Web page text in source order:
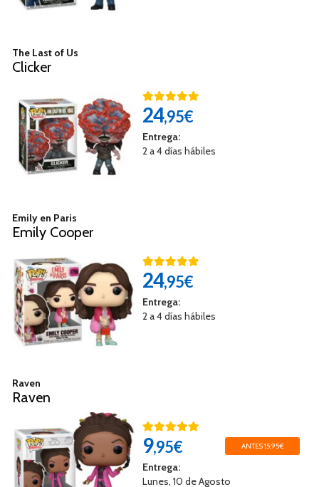
The Last of Us
Clicker
24,95€
Entrega:
2 a 4 días hábiles
Emily en Paris
Emily Cooper
24,95€
Entrega:
2 a 4 días hábiles
Raven
Raven
9,95€ ANTES 15,95€
Entrega:
Lunes, 10 de Agosto